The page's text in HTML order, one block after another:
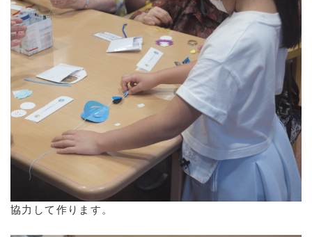
協力して作ります。